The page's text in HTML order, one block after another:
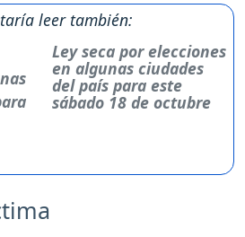
leer también:
Ley seca por elecciones
en algunas ciudades
del país para este
sábado 18 de octubre